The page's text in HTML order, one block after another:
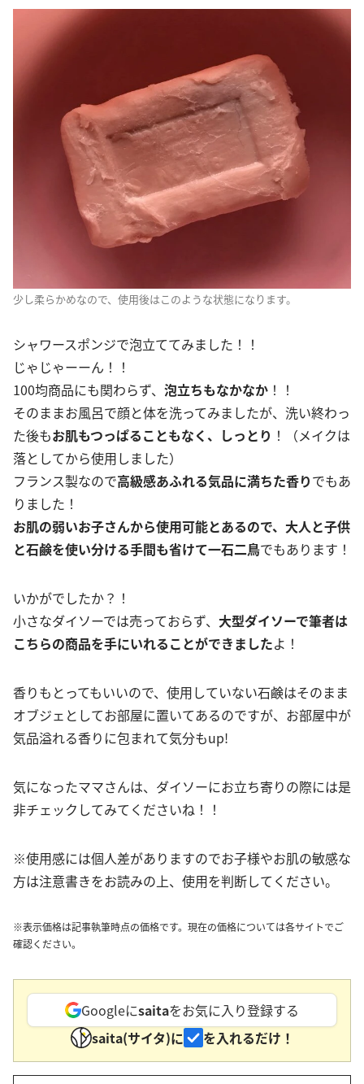
少し柔らかめなので、使用後はこのような状態になります。
シャワースポンジで泡立ててみました！！
じゃじゃーーん！！
100均商品にも関わらず、 泡立ちもなかなか ！！
そのままお風呂で顔と体を洗ってみましたが、洗い終わっ
た後もお肌もつっぱることもなく、しっとり ！（メイクは
落としてから使用しました）
フランス製なので高級感あふれる気品に満ちた香りでもあ
りました！
お肌の弱いお子さんから使用可能とあるので、大人と子供
と石鹸を使い分ける手間も省けて一石二鳥でもあります！
いかがでしたか？！
小さなダイソーでは売っておらず、 大型ダイソーで筆者は
こちらの商品を手にいれることができましたよ！
香りもとってもいいので、使用していない石鹸はそのまま
オブジェとしてお部屋に置いてあるのですが、お部屋中が
気品溢れる香りに包まれて気分もup!
気になったママさんは、ダイソーにお立ち寄りの際には是
非チェックしてみてくださいね！！
※使用感には個人差がありますのでお子様やお肌の敏感な
方は注意書きをお読みの上、使用を判断してください。
※表示価格は記事執筆時点の価格です。現在の価格については各サイトでご
確認ください。
Googleにsaitaをお気に入り登録する
saita(サイタ)に
を入れるだけ！